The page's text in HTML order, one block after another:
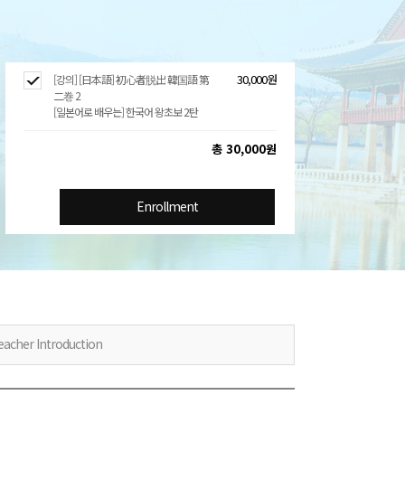
[강의] [日本語] 初心者脱出 韓国語 第
二巻 2
[일본어로 배우는] 한국어 왕초보 2탄
30,000원
총 30,000원
Enrollment
Introduction